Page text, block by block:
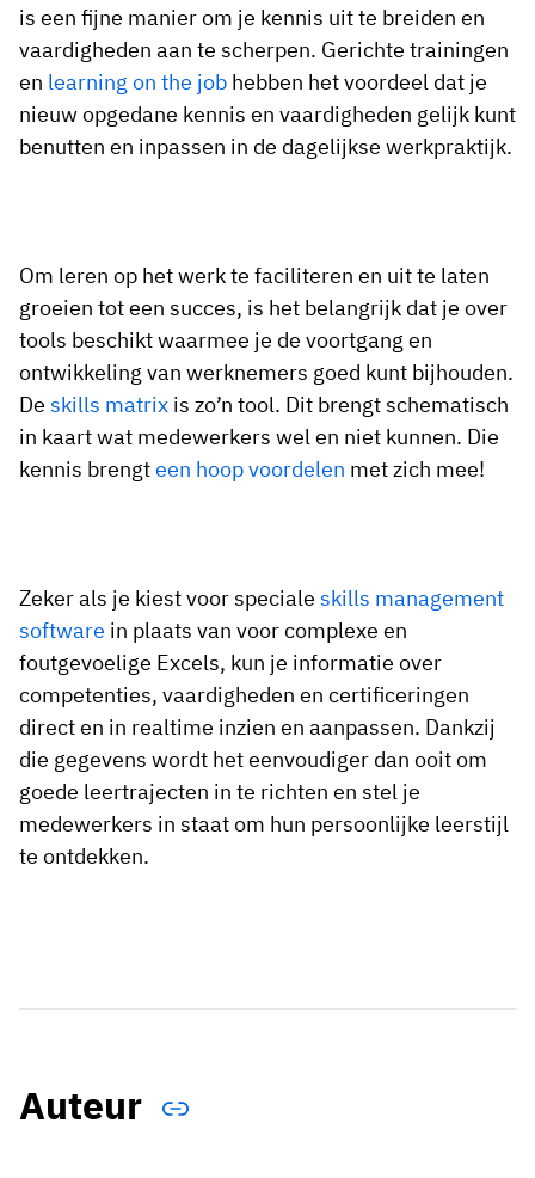
is een fijne manier om je kennis uit te breiden en
vaardigheden aan te scherpen. Gerichte trainingen
en learning on the job hebben het voordeel dat je
nieuw opgedane kennis en vaardigheden gelijk kunt
benutten en inpassen in de dagelijkse werkpraktijk.
Om leren op het werk te faciliteren en uit te laten
groeien tot een succes, is het belangrijk dat je over
tools beschikt waarmee je de voortgang en
ontwikkeling van werknemers goed kunt bijhouden.
De skills matrix is zo’n tool. Dit brengt schematisch
in kaart wat medewerkers wel en niet kunnen. Die
kennis brengteen hoop voordelen met zich mee!
Zeker als je kiest voor speciale skills management
software in plaats van voor complexe en
foutgevoelige Excels, kun je informatie over
competenties, vaardigheden en certificeringen
direct en in realtime inzien en aanpassen. Dankzij
die gegevens wordt het eenvoudiger dan ooit om
goede leertrajecten in te richten en stel je
medewerkers in staat om hun persoonlijke leerstijl
te ontdekken.
Auteur